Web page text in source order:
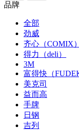
品牌
全部
劲威
齐心（COMIX）
得力（deli）
3M
富得快（
美克司
益而高
手牌
日钢
吉列